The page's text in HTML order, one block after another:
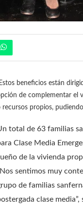
Estos beneficios están
de complementar el
recursos propios,
total de 63 familias
Clase Media
de la vivienda
sentimos muy
de familias
clase